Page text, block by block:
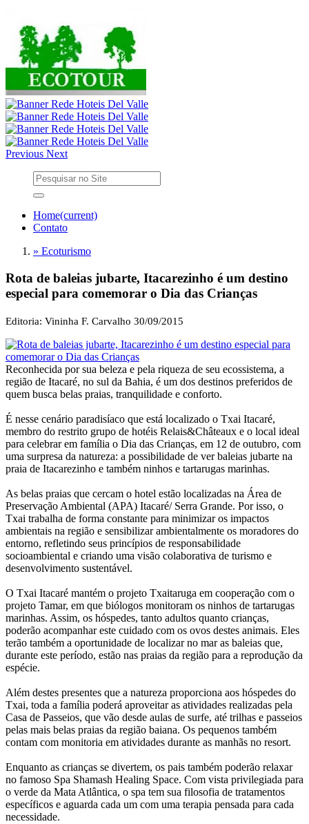
Previous Next
Home(current)
Contato
» Ecoturismo
Rota de baleias jubarte, Itacarezinho é um destino
especial para comemorar o Dia das Crianças
Editoria: Vininha F. Carvalho 30/09/2015
Reconhecida por sua beleza e pela riqueza de seu ecossistema, a
região de Itacaré, no sul da Bahia, é um dos destinos preferidos de
quem busca belas praias, tranquilidade e conforto.
É nesse cenário paradisíaco que está localizado o Txai Itacaré,
membro do restrito grupo de hotéis Relais&Châteaux e o local ideal
para celebrar em família o Dia das Crianças, em 12 de outubro, com
uma surpresa da natureza: a possibilidade de ver baleias jubarte na
praia de Itacarezinho e também ninhos e tartarugas marinhas.
As belas praias que cercam o hotel estão localizadas na Área de
Preservação Ambiental (APA) Itacaré/ Serra Grande. Por isso, o
Txai trabalha de forma constante para minimizar os impactos
ambientais na região e sensibilizar ambientalmente os moradores do
entorno, refletindo seus princípios de responsabilidade
socioambiental e criando uma visão colaborativa de turismo e
desenvolvimento sustentável.
O Txai Itacaré mantém o projeto Txaitaruga em cooperação com o
projeto Tamar, em que biólogos monitoram os ninhos de tartarugas
marinhas. Assim, os hóspedes, tanto adultos quanto crianças,
poderão acompanhar este cuidado com os ovos destes animais. Eles
terão também a oportunidade de localizar no mar as baleias que,
durante este período, estão nas praias da região para a reprodução da
espécie.
Além destes presentes que a natureza proporciona aos hóspedes do
Txai, toda a família poderá aproveitar as atividades realizadas pela
Casa de Passeios, que vão desde aulas de surfe, até trilhas e passeios
pelas mais belas praias da região baiana. Os pequenos também
contam com monitoria em atividades durante as manhãs no resort.
Enquanto as crianças se divertem, os pais também poderão relaxar
no famoso Spa Shamash Healing Space. Com vista privilegiada para
o verde da Mata Atlântica, o spa tem sua filosofia de tratamentos
específicos e aguarda cada um com uma terapia pensada para cada
necessidade.